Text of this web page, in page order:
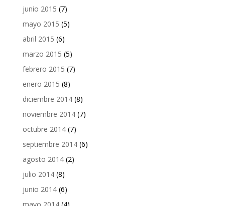
junio 2015 (7)
mayo 2015 (5)
abril 2015 (6)
marzo 2015 (5)
febrero 2015 (7)
enero 2015 (8)
diciembre 2014(8)
noviembre 2014(7)
octubre 2014(7)
septiembre 2014(6)
agosto 2014(2)
julio 2014(8)
junio 2014(6)